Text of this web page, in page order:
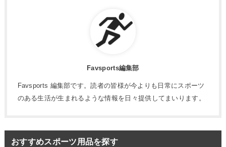
Favsports編集部
Favsports 編集部です。読者の皆様が今よりも日常にスポーツ
のある生活が生まれるような情報を日々提供してまいります。
おすすめスポーツ用品を探す